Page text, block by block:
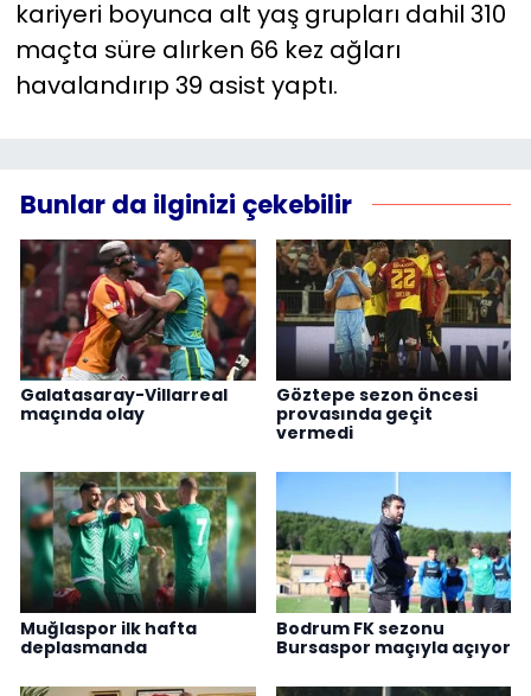
kariyeri boyunca alt yaş grupları dahil 310
maçta süre alırken 66 kez ağları
havalandırıp 39 asist yaptı.
Bunlar da ilginizi çekebilir
Galatasaray-Villarreal
maçında olay
Göztepe sezon öncesi
provasında geçit
vermedi
Muğlaspor ilk hafta
deplasmanda
Bodrum FK sezonu
Bursaspor maçıyla açıyor